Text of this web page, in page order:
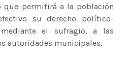
que permitirá a la población
su derecho político-
el sufragio, a las
autoridades municipales.